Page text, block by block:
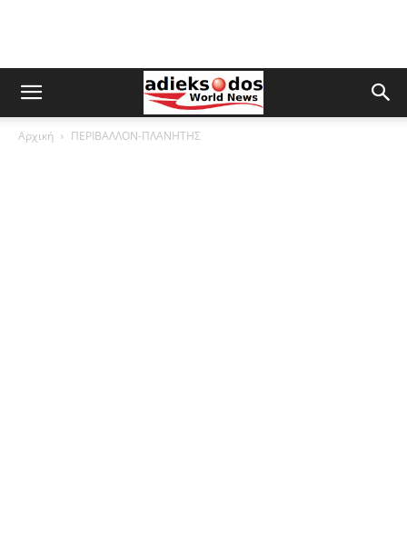
Αρχική ΠΕΡΙΒΑΛΛΟΝ-ΠΛΑΝΗΤΗΣ